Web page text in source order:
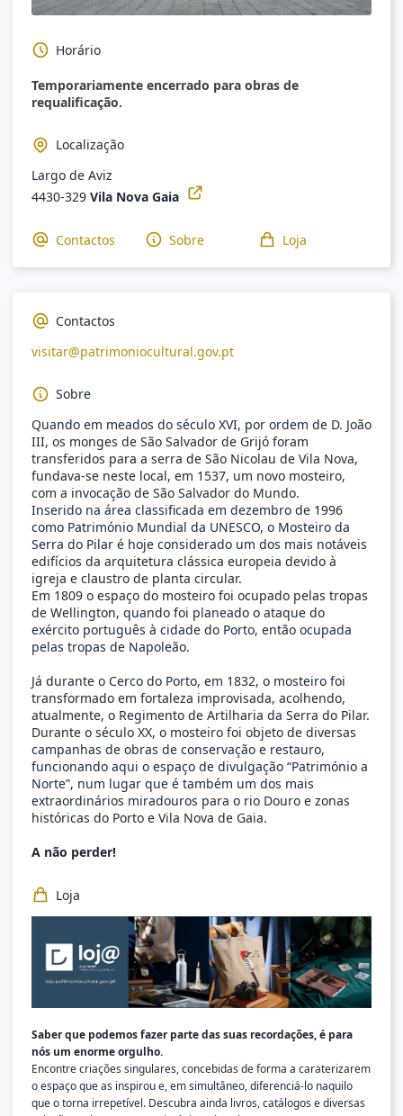
Horário
Temporariamente encerrado para obras de
requalificação.
Localização
Largo de Aviz
4430-329 Vila Nova Gaia
Contactos Sobre Loja
Contactos
visitar@patrimoniocultural.gov.pt
Sobre
Quando em meados do século XVI, por ordem de D. João
III, os monges de São Salvador de Grijó foram
transferidos para a serra de São Nicolau de Vila Nova,
fundava-se neste local, em 1537, um novo mosteiro,
com a invocação de São Salvador do Mundo.
Inserido na área classificada em dezembro de 1996
como Património Mundial da UNESCO, o Mosteiro da
Serra do Pilar é hoje considerado um dos mais notáveis
edifícios da arquitetura clássica europeia devido à
igreja e claustro de planta circular.
Em 1809 o espaço do mosteiro foi ocupado pelas tropas
de Wellington, quando foi planeado o ataque do
exército português à cidade do Porto, então ocupada
pelas tropas de Napoleão.
Já durante o Cerco do Porto, em 1832, o mosteiro foi
transformado em fortaleza improvisada, acolhendo,
atualmente, o Regimento de Artilharia da Serra do Pilar.
Durante o século XX, o mosteiro foi objeto de diversas
campanhas de obras de conservação e restauro,
funcionando aqui o espaço de divulgação “Património a
Norte”, num lugar que é também um dos mais
extraordinários miradouros para o rio Douro e zonas
históricas do Porto e Vila Nova de Gaia.
A não perder!
Loja
Saber que podemos fazer parte das suas recordações, é para
nós um enorme orgulho.
Encontre criações singulares, concebidas de forma a caraterizarem
o espaço que as inspirou e, em simultâneo, diferenciá-lo naquilo
que o torna irrepetível. Descubra ainda livros, catálogos e diversas